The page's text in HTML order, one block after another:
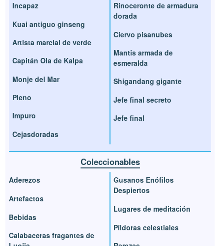
Incapaz
Kuai antiguo ginseng
Artista marcial de verde
Capitán Ola de Kalpa
Monje del Mar
Pleno
Impuro
Cejasdoradas
Rinoceronte de armadura
dorada
Ciervo pisanubes
Mantis armada de
esmeralda
Shigandang gigante
Jefe final secreto
Jefe final
Coleccionables
Aderezos
Artefactos
Bebidas
Calabaceras fragantes de
Gusanos Enófilos
Despiertos
Lugares de meditación
Píldoras celestiales